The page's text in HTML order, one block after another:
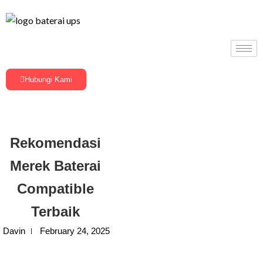
Hubungi Kami
Rekomendasi
Merek Baterai
Compatible
Terbaik
Davin February 24, 2025